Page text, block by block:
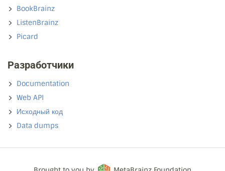
BookBrainz
ListenBrainz
Picard
Разработчики
Documentation
Web API
Исходный код
Data dumps